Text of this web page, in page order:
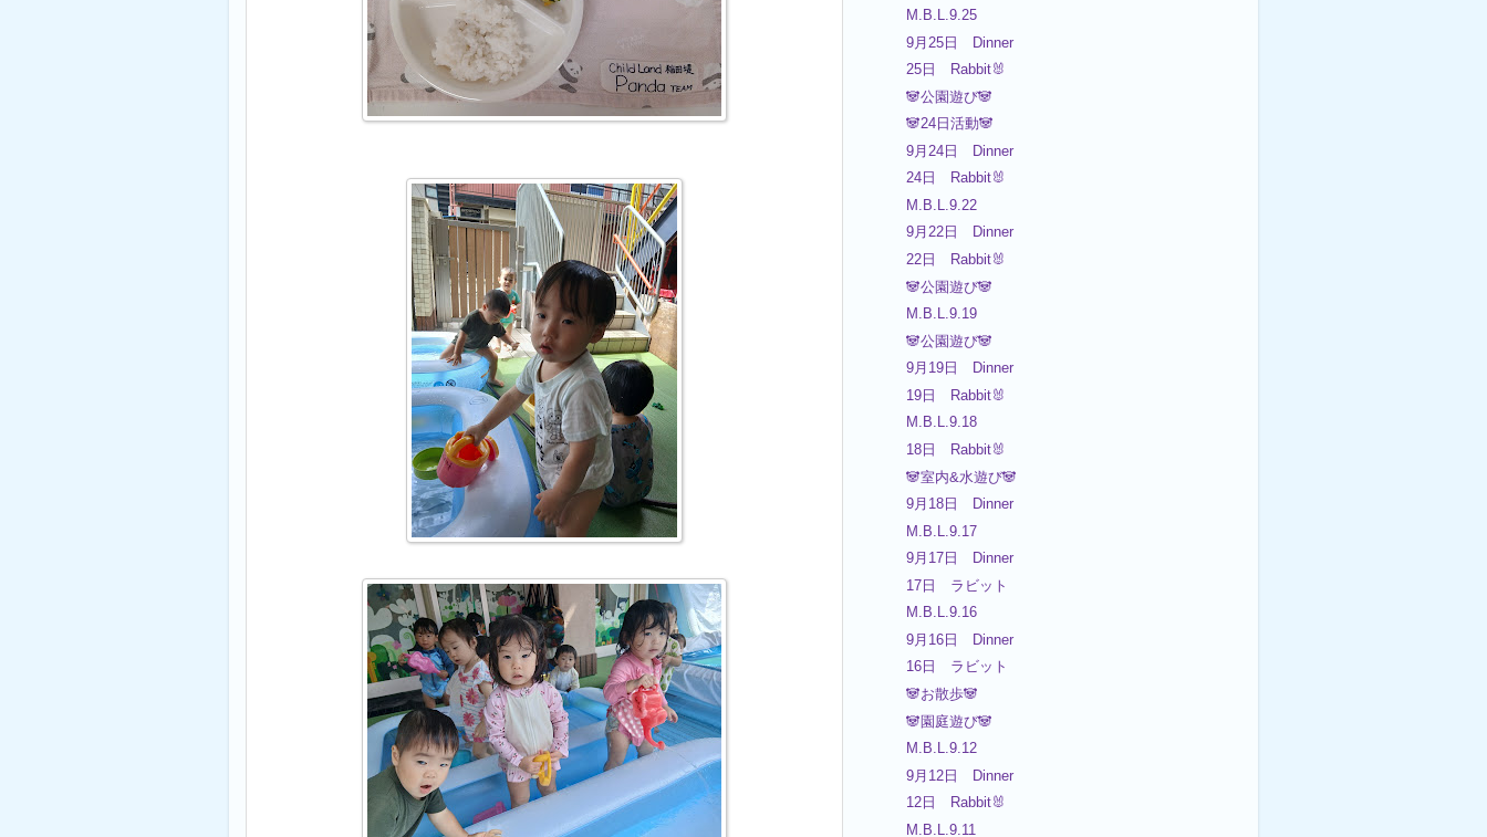
M.B.L.9.25
9月25日 Dinner
25日 Rabbit🐰
🐼公園遊び🐼
🐼24日活動🐼
9月24日 Dinner
24日 Rabbit🐰
M.B.L.9.22
9月22日 Dinner
22日 Rabbit🐰
🐼公園遊び🐼
M.B.L.9.19
🐼公園遊び🐼
9月19日 Dinner
19日 Rabbit🐰
M.B.L.9.18
18日 Rabbit🐰
🐼室内&水遊び🐼
9月18日 Dinner
M.B.L.9.17
9月17日 Dinner
17日 ラビット
M.B.L.9.16
9月16日 Dinner
16日 ラビット
🐼お散歩🐼
🐼園庭遊び🐼
M.B.L.9.12
9月12日 Dinner
12日 Rabbit🐰
M.B.L.9.11